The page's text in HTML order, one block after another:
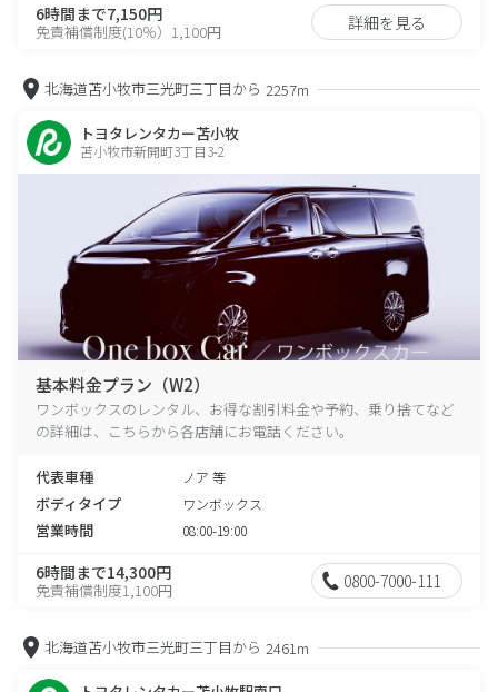
6時間まで7,150円
免責補償制度(10％）1,100円 詳細を見る
北海道苫小牧市三光町三丁目から 2257m
トヨタレンタカー苫小牧
苫小牧市新開町3丁目3-2
基本料金プラン（W2）
ワンボックスのレンタル、お得な割引料金や予約、乗り捨てなど
の詳細は、こちらから各店舗にお電話ください。
代表車種 ノア 等
ボディタイプ ワンボックス
営業時間 08:00-19:00
6時間まで14,300円
免責補償制度1,100円 0800-7000-111
北海道苫小牧市三光町三丁目から 2461m